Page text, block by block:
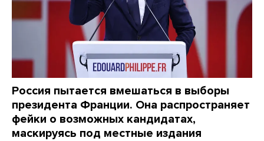
Россия пытается вмешаться в выборы
президента Франции. Она распространяет
фейки о возможных кандидатах,
маскируясь под местные издания